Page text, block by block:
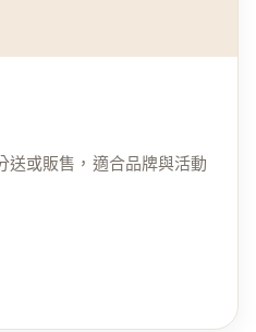
送或販售，適合品牌與活動